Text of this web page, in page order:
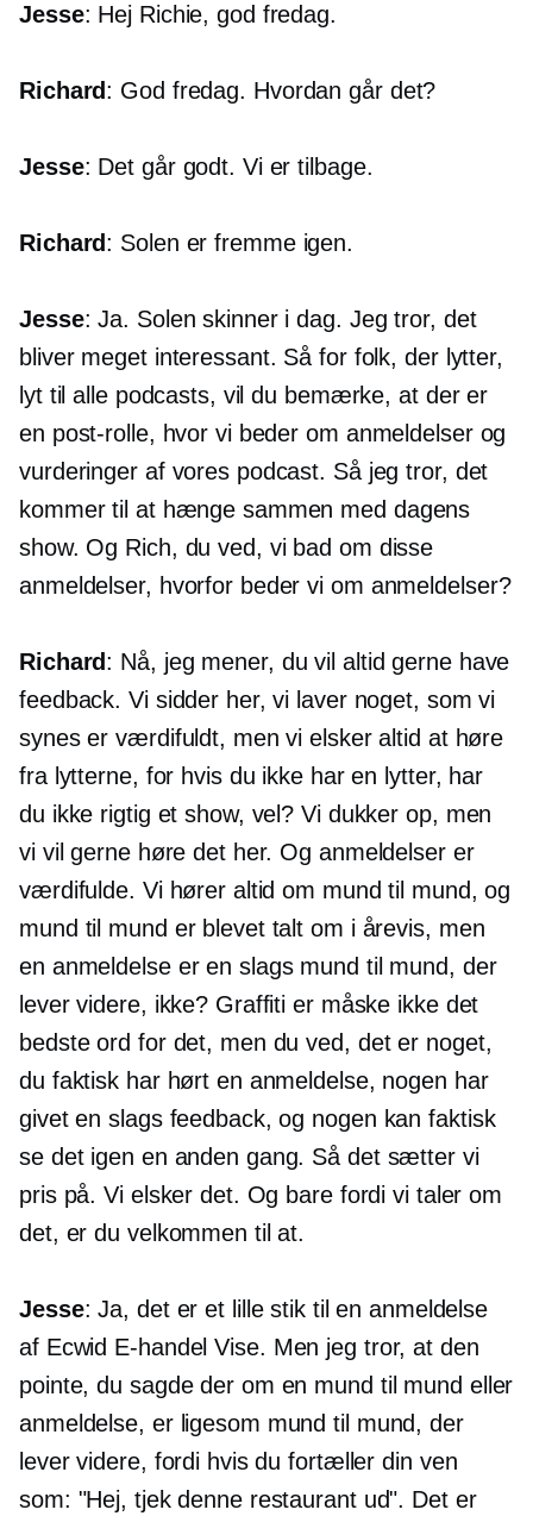
Jesse: Hej Richie, god fredag.
Richard: God fredag. Hvordan går det?
Jesse: Det går godt. Vi er tilbage.
Richard: Solen er fremme igen.
Jesse: Ja. Solen skinner i dag. Jeg tror, ​​det
bliver meget interessant. Så for folk, der lytter,
lyt til alle podcasts, vil du bemærke, at der er
en post-rolle, hvor vi beder om anmeldelser og
vurderinger af vores podcast. Så jeg tror, ​​det
kommer til at hænge sammen med dagens
show. Og Rich, du ved, vi bad om disse
anmeldelser, hvorfor beder vi om anmeldelser?
Richard: Nå, jeg mener, du vil altid gerne have
feedback. Vi sidder her, vi laver noget, som vi
synes er værdifuldt, men vi elsker altid at høre
fra lytterne, for hvis du ikke har en lytter, har
du ikke rigtig et show, vel? Vi dukker op, men
vi vil gerne høre det her. Og anmeldelser er
værdifulde. Vi hører altid om mund til mund, og
mund til mund er blevet talt om i årevis, men
en anmeldelse er en slags mund til mund, der
lever videre, ikke? Graffiti er måske ikke det
bedste ord for det, men du ved, det er noget,
du faktisk har hørt en anmeldelse, nogen har
givet en slags feedback, og nogen kan faktisk
se det igen en anden gang. Så det sætter vi
pris på. Vi elsker det. Og bare fordi vi taler om
det, er du velkommen til at.
Jesse: Ja, det er et lille stik til en anmeldelse
af Ecwid E-handel Vise. Men jeg tror, ​​at den
pointe, du sagde der om en mund til mund eller
anmeldelse, er ligesom mund til mund, der
lever videre, fordi hvis du fortæller din ven
som: "Hej, tjek denne restaurant ud". Det er